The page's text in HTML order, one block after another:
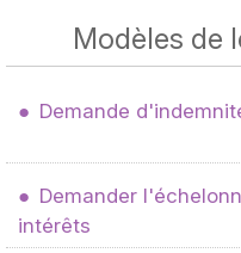
Modèles de
Demande
Demander
intérêts